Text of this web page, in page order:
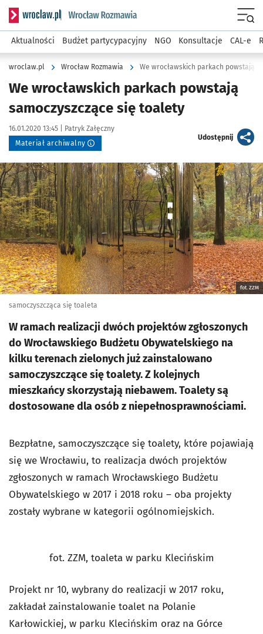
Serwis informacyjny wroclaw.pl podserwis: Rozmawia
Aktualności Budżet partycypacyjny NGO Konsultacje CAL-e
wroclaw.pl Wrocław Rozmawia We wrocławskich parkach powstają
We wrocławskich parkach powstają
samoczyszczące się toalety
Data publikacji:
16.01.2020 13:45 | Autor:
Patryk Załęczny
Materiał archiwalny
Udostępnijartykuł
Kliknij, aby powiększyć
fot. ZZM
samoczyszcząca się toaleta
W ramach realizacji dwóch projektów zgłoszonych
do Wrocławskiego Budżetu Obywatelskiego na
kilku terenach zielonych już zainstalowano
samoczyszczące się toalety. Z kolejnych
mieszkańcy skorzystają niebawem. Toalety są
dostosowane dla osób z niepełnosprawnościami.
Bezpłatne, samoczyszczące się toalety, które pojawiają
się we Wrocławiu, to realizacja dwóch projektów
zgłoszonych w ramach Wrocławskiego Budżetu
Obywatelskiego w 2017 i 2018 roku – oba projekty
zostały wybrane w kategorii ogólnomiejskich.
fot. ZZM, toaleta w parku Klecińskim
Projekt nr 10, wybrany do realizacji w 2017 roku,
zakładał zainstalowanie toalet na Polanie
Karłowickiej, w parku Klecińskim oraz na Górce